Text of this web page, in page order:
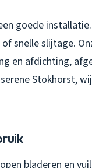
goede
snelle slijtage.
en afdichting,
Stokhorst,
bladeren en